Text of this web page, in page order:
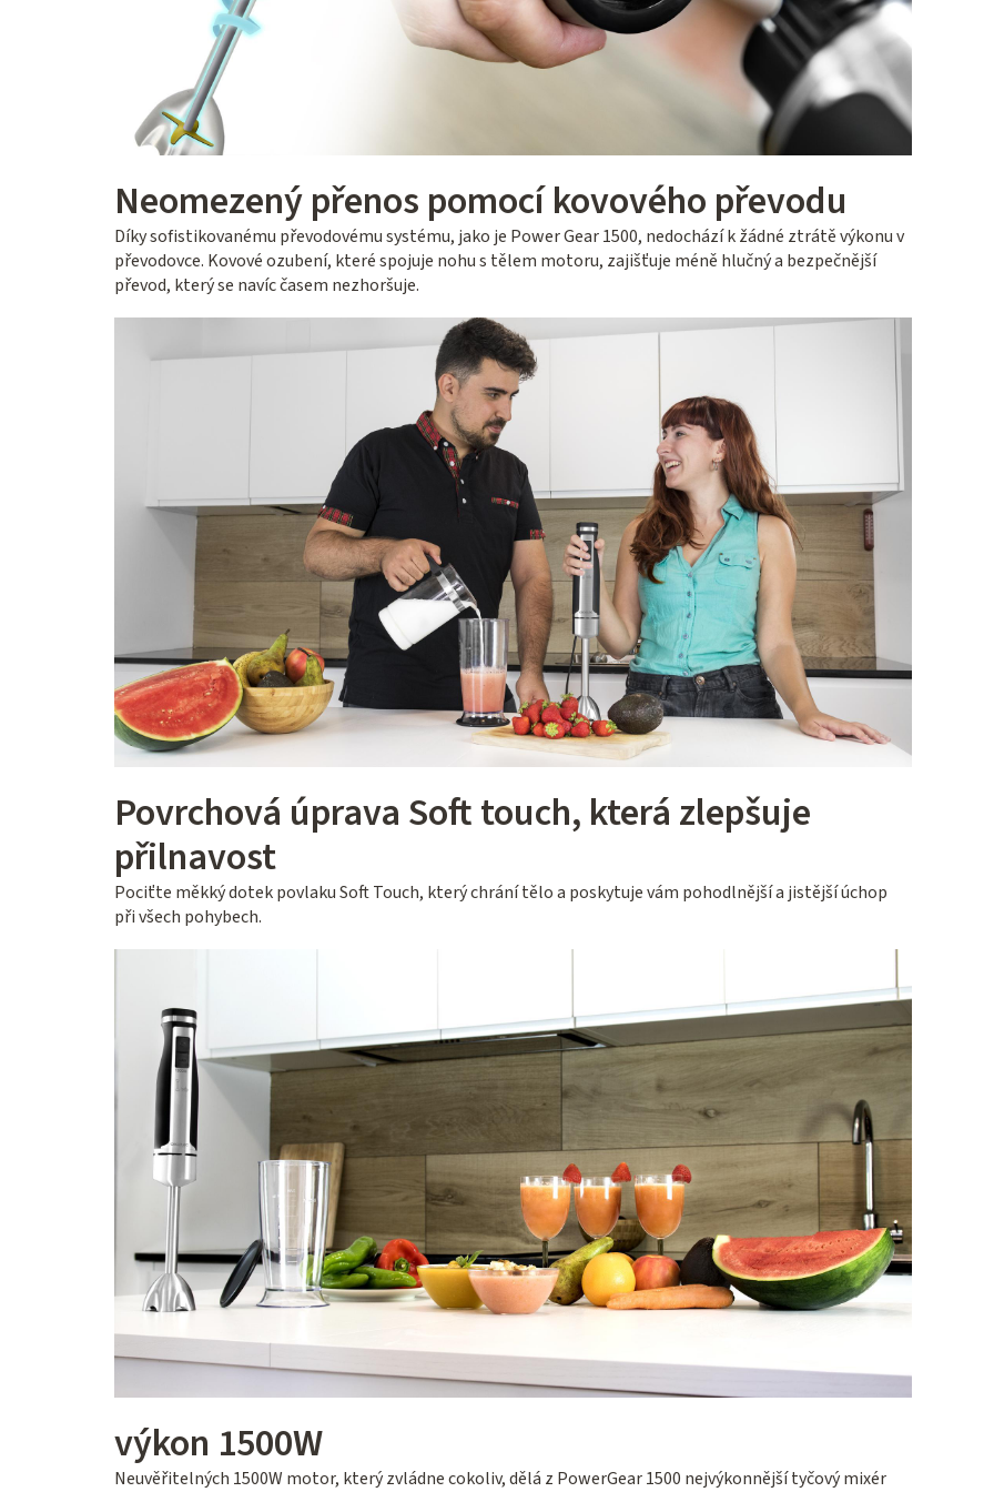
Neomezený přenos pomocí kovového převodu
Díky sofistikovanému převodovému systému, jako je Power Gear 1500, nedochází k žádné ztrátě výkonu v
převodovce. Kovové ozubení, které spojuje nohu s tělem motoru, zajišťuje méně hlučný a bezpečnější
převod, který se navíc časem nezhoršuje.
Povrchová úprava Soft touch, která zlepšuje
přilnavost
Pociťte měkký dotek povlaku Soft Touch, který chrání tělo a poskytuje vám pohodlnější a jistější úchop
při všech pohybech.
výkon 1500W
Neuvěřitelných 1500W motor, který zvládne cokoliv, dělá z PowerGear 1500 nejvýkonnější tyčový mixér